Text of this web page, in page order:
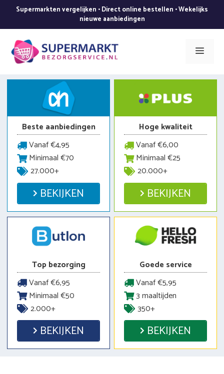
de
inhoud
Supermarkten vergelijken • Direct online bestellen • Wekelijks
nieuwe aanbiedingen
Menu
Beste aanbiedingen
Vanaf €4,95
Minimaal €70
27.000+
BEKIJKEN
Hoge kwaliteit
Vanaf €6,00
Minimaal €25
20.000+
BEKIJKEN
Top bezorging
Vanaf €6,95
Minimaal €50
2.000+
BEKIJKEN
Goede service
Vanaf €5,95
3 maaltijden
350+
BEKIJKEN